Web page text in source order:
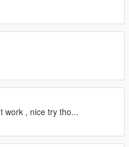
work , nice try tho...